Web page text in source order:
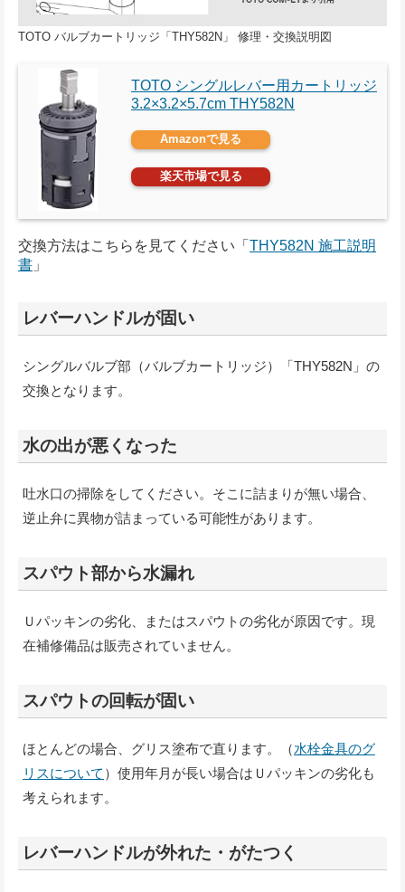
TOTO バルブカートリッジ「THY582N」 修理・交換説明図
TOTO シングルレバー用カートリッジ
‎3.2×3.2×5.7cm THY582N
Amazonで見る
楽天市場で見る
交換方法はこちらを見てください「 THY582N 施工説明
書 」
レバーハンドルが固い
シングルバルブ部（バルブカートリッジ）「THY582N」の
交換となります。
水の出が悪くなった
吐水口の掃除をしてください。そこに詰まりが無い場合、
逆止弁に異物が詰まっている可能性があります。
スパウト部から水漏れ
Ｕパッキンの劣化、またはスパウトの劣化が原因です。現
在補修備品は販売されていません。
スパウトの回転が固い
ほとんどの場合、グリス塗布で直ります。（水栓金具のグ
リスについて ）使用年月が長い場合はＵパッキンの劣化も
考えられます。
レバーハンドルが外れた・がたつく